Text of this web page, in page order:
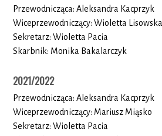
Przewodnicząca: Aleksandra Kacprzyk
Wiceprzewodniczący: Wioletta Lisowska
Sekretarz: Wioletta Pacia
Skarbnik: Monika Bakalarczyk
2021/2022
Przewodnicząca: Aleksandra Kacprzyk
Wiceprzewodniczący: Mariusz Miąsko
Sekretarz: Wioletta Pacia